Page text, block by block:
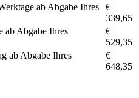
ab Abgabe Ihres
€
339,65
ab Abgabe Ihres
€
529,35
ab Abgabe Ihres
€
648,35